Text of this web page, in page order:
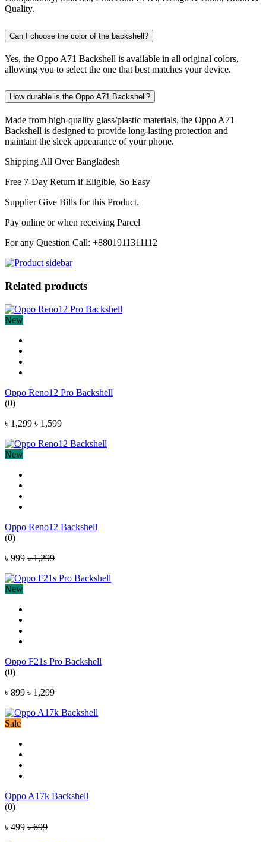
Quality.
Can I choose the color of the backshell?
Yes, the Oppo A71 Backshell is available in all original colors,
allowing you to select the one that best matches your device.
How durable is the Oppo A71 Backshell?
Made from high-quality glass/plastic materials, the Oppo A71
Backshell is designed to provide long-lasting protection and
maintain the sleek appearance of your phone.
Shipping All Over Bangladesh
Free 7-Day Return if Eligible, So Easy
Supplier Give Bills for this Product.
Pay online or when receiving Parcel
For any Question Call: +8801911311112
Related products
New
Oppo Reno12 Pro Backshell
(0)
৳ 1,299 ৳ 1,599
New
Oppo Reno12 Backshell
(0)
৳ 999 ৳ 1,299
New
Oppo F21s Pro Backshell
(0)
৳ 899 ৳ 1,299
Sale
Oppo A17k Backshell
(0)
৳ 499 ৳ 699